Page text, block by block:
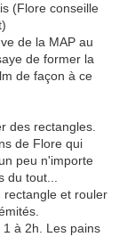
(Flore conseille
de la MAP au
de former la
de façon à ce
des rectangles.
de Flore qui
peu n'importe
tout...
rectangle et rouler
à 2h. Les pains